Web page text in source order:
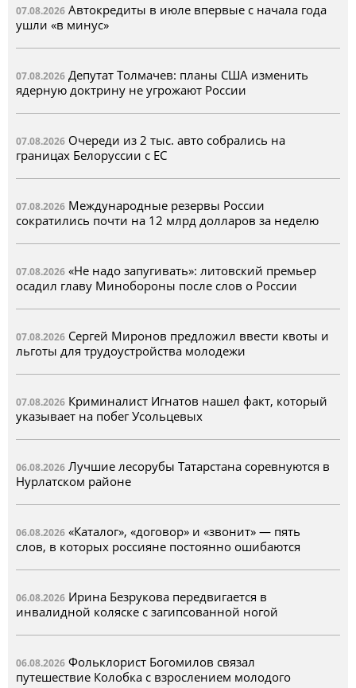
07.08.2026 Автокредиты в июле впервые с начала года
ушли «в минус»
07.08.2026 Депутат Толмачев: планы США изменить
ядерную доктрину не угрожают России
07.08.2026 Очереди из 2 тыс. авто собралиcь на
границах Белоруссии с ЕС
07.08.2026 Международные резервы России
сократились почти на 12 млрд долларов за неделю
07.08.2026 «Не надо запугивать»: литовский премьер
осадил главу Минобороны после слов о России
07.08.2026 Сергей Миронов предложил ввести квоты и
льготы для трудоустройства молодежи
07.08.2026 Криминалист Игнатов нашел факт, который
указывает на побег Усольцевых
06.08.2026 Лучшие лесорубы Татарстана соревнуются в
Нурлатском районе
06.08.2026 «Каталог», «договор» и «звонит» — пять
слов, в которых россияне постоянно ошибаются
06.08.2026 Ирина Безрукова передвигается в
инвалидной коляске с загипсованной ногой
06.08.2026 Фольклорист Богомилов связал
путешествие Колобка с взрослением молодого